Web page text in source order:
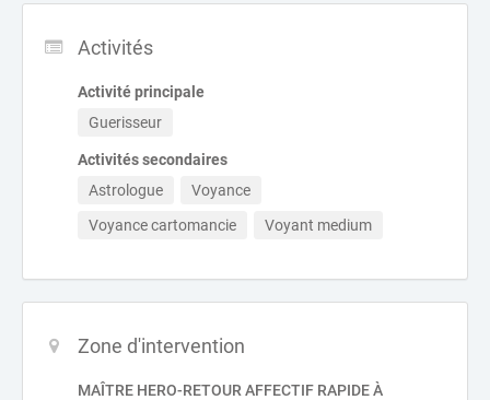
Activités
Activité principale
Guerisseur
Activités secondaires
Astrologue
Voyance
Voyance cartomancie
Voyant medium
Zone d'intervention
MAÎTRE HERO-RETOUR AFFECTIF RAPIDE À